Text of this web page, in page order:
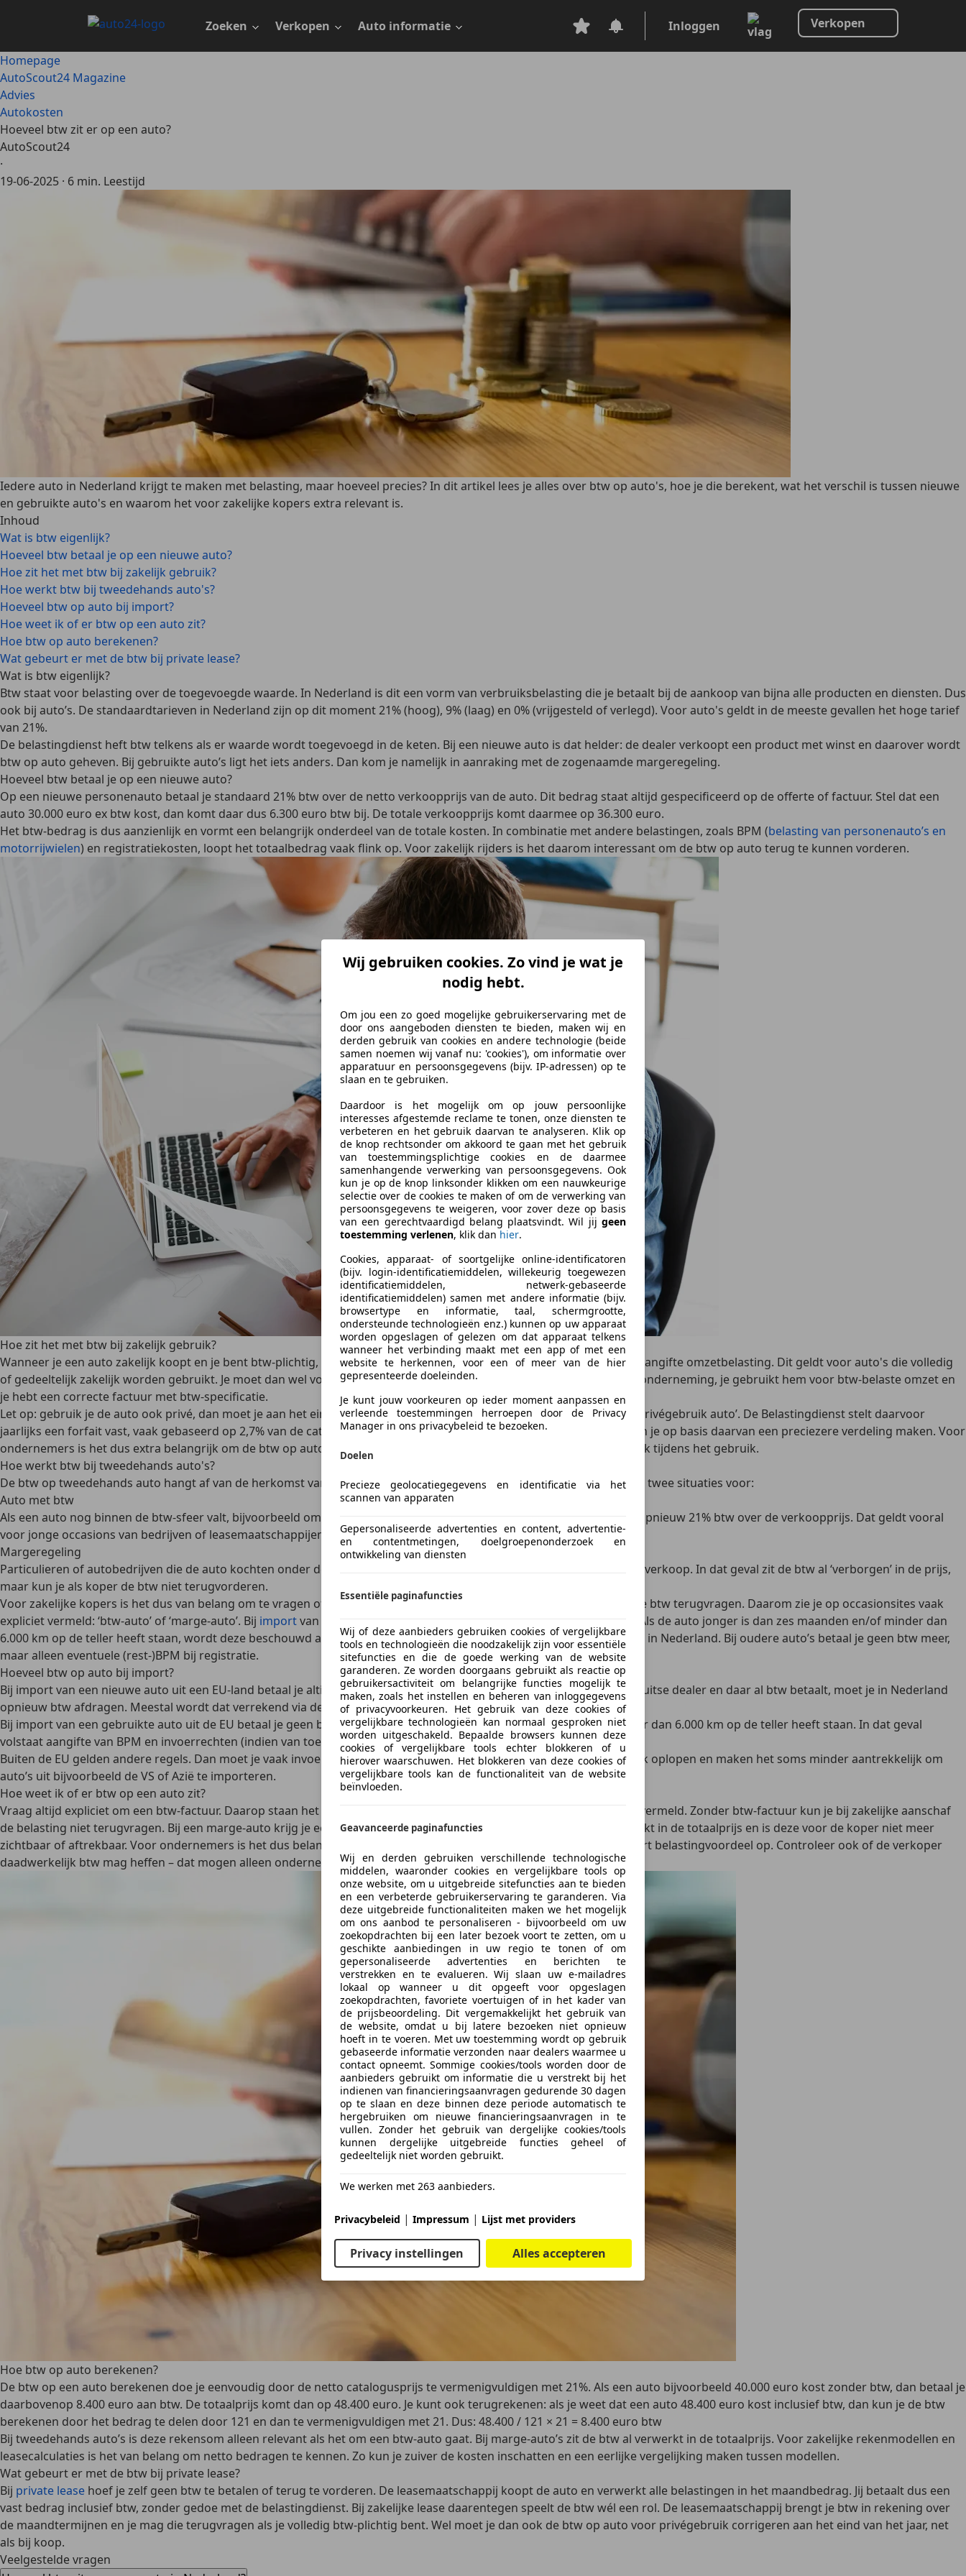
Zoeken Verkopen Auto informatie Inloggen Verkopen
Wij gebruiken cookies. Zo vind je wat je
nodig hebt.
Om jou een zo goed mogelijke gebruikerservaring met de
door ons aangeboden diensten te bieden, maken wij en
derden gebruik van cookies en andere technologie (beide
samen noemen wij vanaf nu: 'cookies'), om informatie over
apparatuur en persoonsgegevens (bijv. IP-adressen) op te
slaan en te gebruiken.
Daardoor is het mogelijk om op jouw persoonlijke
interesses afgestemde reclame te tonen, onze diensten te
verbeteren en het gebruik daarvan te analyseren. Klik op
de knop rechtsonder om akkoord te gaan met het gebruik
van toestemmingsplichtige cookies en de daarmee
samenhangende verwerking van persoonsgegevens. Ook
kun je op de knop linksonder klikken om een nauwkeurige
selectie over de cookies te maken of om de verwerking van
persoonsgegevens te weigeren, voor zover deze op basis
van een gerechtvaardigd belang plaatsvindt. Wil jij geen
toestemming verlenen, klik dan hier.
Cookies, apparaat- of soortgelijke online-identificatoren
(bijv. login-identificatiemiddelen, willekeurig toegewezen
identificatiemiddelen, netwerk-gebaseerde
identificatiemiddelen) samen met andere informatie (bijv.
browsertype en informatie, taal, schermgrootte,
ondersteunde technologieën enz.) kunnen op uw apparaat
worden opgeslagen of gelezen om dat apparaat telkens
wanneer het verbinding maakt met een app of met een
website te herkennen, voor een of meer van de hier
gepresenteerde doeleinden.
Je kunt jouw voorkeuren op ieder moment aanpassen en
verleende toestemmingen herroepen door de Privacy
Manager in ons privacybeleid te bezoeken.
Doelen
Precieze geolocatiegegevens en identificatie via het
scannen van apparaten
Gepersonaliseerde advertenties en content, advertentie-
en contentmetingen, doelgroepenonderzoek en
ontwikkeling van diensten
Essentiële paginafuncties
Wij of deze aanbieders gebruiken cookies of vergelijkbare
tools en technologieën die noodzakelijk zijn voor essentiële
sitefuncties en die de goede werking van de website
garanderen. Ze worden doorgaans gebruikt als reactie op
gebruikersactiviteit om belangrijke functies mogelijk te
maken, zoals het instellen en beheren van inloggegevens
of privacyvoorkeuren. Het gebruik van deze cookies of
vergelijkbare technologieën kan normaal gesproken niet
worden uitgeschakeld. Bepaalde browsers kunnen deze
cookies of vergelijkbare tools echter blokkeren of u
hierover waarschuwen. Het blokkeren van deze cookies of
vergelijkbare tools kan de functionaliteit van de website
beïnvloeden.
Geavanceerde paginafuncties
Wij en derden gebruiken verschillende technologische
middelen, waaronder cookies en vergelijkbare tools op
onze website, om u uitgebreide sitefuncties aan te bieden
en een verbeterde gebruikerservaring te garanderen. Via
deze uitgebreide functionaliteiten maken we het mogelijk
om ons aanbod te personaliseren - bijvoorbeeld om uw
zoekopdrachten bij een later bezoek voort te zetten, om u
geschikte aanbiedingen in uw regio te tonen of om
gepersonaliseerde advertenties en berichten te
verstrekken en te evalueren. Wij slaan uw e-mailadres
lokaal op wanneer u dit opgeeft voor opgeslagen
zoekopdrachten, favoriete voertuigen of in het kader van
de prijsbeoordeling. Dit vergemakkelijkt het gebruik van
de website, omdat u bij latere bezoeken niet opnieuw
hoeft in te voeren. Met uw toestemming wordt op gebruik
gebaseerde informatie verzonden naar dealers waarmee u
contact opneemt. Sommige cookies/tools worden door de
aanbieders gebruikt om informatie die u verstrekt bij het
indienen van financieringsaanvragen gedurende 30 dagen
op te slaan en deze binnen deze periode automatisch te
hergebruiken om nieuwe financieringsaanvragen in te
vullen. Zonder het gebruik van dergelijke cookies/tools
kunnen dergelijke uitgebreide functies geheel of
gedeeltelijk niet worden gebruikt.
We werken met 263 aanbieders.
Privacybeleid | Impressum | Lijst met providers
Privacy instellingen Alles accepteren
Homepage
AutoScout24 Magazine
Advies
Autokosten
Hoeveel btw zit er op een auto?
AutoScout24
·
19-06-2025 · 6 min. Leestijd
Iedere auto in Nederland krijgt te maken met belasting, maar hoeveel precies? In dit artikel lees je alles over btw op auto's, hoe je die berekent, wat het verschil is tussen nieuwe
en gebruikte auto's en waarom het voor zakelijke kopers extra relevant is.
Inhoud
Wat is btw eigenlijk?
Hoeveel btw betaal je op een nieuwe auto?
Hoe zit het met btw bij zakelijk gebruik?
Hoe werkt btw bij tweedehands auto's?
Hoeveel btw op auto bij import?
Hoe weet ik of er btw op een auto zit?
Hoe btw op auto berekenen?
Wat gebeurt er met de btw bij private lease?
Wat is btw eigenlijk?
Btw staat voor belasting over de toegevoegde waarde. In Nederland is dit een vorm van verbruiksbelasting die je betaalt bij de aankoop van bijna alle producten en diensten. Dus
ook bij auto’s. De standaardtarieven in Nederland zijn op dit moment21% (hoog), 9% (laag) en 0% (vrijgesteld of verlegd). Voor auto's geldt in de meeste gevallen het hoge tarief
van 21%.
De belastingdienst heft btw telkens als er waarde wordt toegevoegd in de keten. Bij een nieuwe auto is dat helder: de dealer verkoopt een product met winst en daarover wordt
btw op auto geheven. Bij gebruikte auto’s ligt het iets anders. Dan kom je namelijk in aanraking met de zogenaamde margeregeling.
Hoeveel btw betaal je op een nieuwe auto?
Op een nieuwe personenauto betaal je standaard 21% btw over de netto verkoopprijs van de auto. Dit bedrag staat altijd gespecificeerd op de offerte of factuur. Stel dat een
auto 30.000 euro ex btw kost, dan komt daar dus 6.300 euro btw bij. De totale verkoopprijs komt daarmee op 36.300 euro.
Het btw-bedrag is dus aanzienlijk en vormt een belangrijk onderdeel van de totale kosten. In combinatie met andere belastingen, zoals BPM (belasting van personenauto’s en
motorrijwielen) en registratiekosten, loopt het totaalbedrag vaak flink op. Voor zakelijk rijders is het daarom interessant om de btw op auto terug te kunnen vorderen.
Hoe zit het met btw bij zakelijk gebruik?
Wanneer je een auto zakelijk koopt en je bent btw-plichtig, dan mag je de betaaldebtw op autoterugvorderen via de aangifte omzetbelasting. Dit geldt voor auto's die volledig
of gedeeltelijk zakelijk worden gebruikt. Je moet dan wel voldoen aan de voorwaarden: de auto staat op naam van de onderneming, je gebruikt hem voor btw-belaste omzet en
je hebt een correcte factuur met btw-specificatie.
Let op: gebruik je de auto ook privé, dan moet je aan het einde van het jaar een correctie toepassen. Die heet de‘btw privégebruik auto’. De Belastingdienst stelt daarvoor
jaarlijks een forfait vast, vaak gebaseerd op 2,7% van de cataloguswaarde. Gebruik je een kilometerregistratie, dan kun je op basis daarvan een preciezere verdeling maken. Voor
ondernemers is het dus extra belangrijk om de btw op auto berekenen goed te doen. Niet alleen bij aankoop, maar ook tijdens het gebruik.
Hoe werkt btw bij tweedehands auto's?
De btw op tweedehands auto hangt af van de herkomstvan de autoen of er eerder al btw over is betaald. Hier komen twee situaties voor:
Auto met btw
Als een auto nog binnen de btw-sfeer valt, bijvoorbeeld omdat de vorige eigenaar de auto zakelijk reed, dan betaal je opnieuw 21% btw over de verkoopprijs. Dat geldt vooral
voor jonge occasions van bedrijven of leasemaatschappijen.
Margeregeling
Particulieren of autobedrijven die de auto kochten onder de margeregeling hoeven geen nieuwe btw te berekenen bij verkoop. In dat geval zit de btw al ‘verborgen’ in de prijs,
maar kun je als koper de btw niet terugvorderen.
Voor zakelijke kopers is het dus van belang om te vragen of een auto marge of btw is. Alleen bij een btw-auto kun je de btw terugvragen. Daarom zie je op occasionsites vaak
expliciet vermeld: ‘btw-auto’ of ‘marge-auto’. Bij importvan een tweedehands auto uit de EU gelden specifieke regels.
Als de auto jonger is dan zes maanden en/of minder dan
6.000 km op de teller heeft staan, wordt deze beschouwd als ‘nieuw’ voor de btw. In dat geval betaal je alsnog 21% btw in Nederland. Bij oudere auto’s betaal je geen btw meer,
maar alleen eventuele (rest-)BPM bij registratie.
Hoeveel btw op auto bij import?
Bij import van een nieuwe auto uit een EU-land betaal jealtijd 21% Nederlandse btw. Ook als je de auto koopt bij een Duitse dealer en daar al btw betaalt, moet je in Nederland
opnieuw btw afdragen. Meestal wordt dat verrekend via de belastingdienst.
Bij import van een gebruikte auto uit de EU betaal je geen btw meer, zolang de auto ouder is dan zes maanden én meer dan 6.000 km op de teller heeft staan. In dat geval
volstaat aangifte van BPM en invoerrechten (indien van toepassing).
Buiten de EU gelden andere regels. Dan moet je vaak invoer-btw en douanerechten betalen. Die bedragen kunnen flink oplopen en maken het soms minder aantrekkelijk om
auto’s uit bijvoorbeeld de VS of Azië te importeren.
Hoe weet ik of er btw op een auto zit?
Vraag altijd expliciet om een btw-factuur. Daarop staan het bedrag exclusief en inclusief btw en het btw-bedrag apart vermeld. Zonder btw-factuur kun je bij zakelijke aanschaf
de belasting niet terugvragen. Bij een marge-auto krijg je een
factuur zonder btw-specificatie
. Dan zit de btw al verwerkt in de totaalprijs en is deze voor de koper niet meer
zichtbaar of aftrekbaar. Voor ondernemers is het dus belangrijk goed te letten op die factuur. Alleen een btw-auto levert belastingvoordeel op. Controleer ook of de verkoper
daadwerkelijk btw mag heffen – dat mogen alleen ondernemers.
Hoe btw op auto berekenen?
De btw op een auto berekenen doe je eenvoudig door de netto catalogusprijs te vermenigvuldigen met 21%. Als een auto bijvoorbeeld 40.000 euro kost zonder btw, dan betaal je
daarbovenop 8.400 euro aan btw. De totaalprijs komt dan op 48.400 euro. Je kunt ook terugrekenen: als je weet dat een auto 48.400 euro kost inclusief btw, dan kun je de btw
berekenen door het bedrag te delen door 121 en dan te vermenigvuldigen met 21. Dus: 48.400 / 121 × 21 = 8.400 euro btw
Bij tweedehands auto’s is deze rekensom alleen relevant als het om een btw-auto gaat. Bij marge-auto’s zit de btw al verwerkt in de totaalprijs. Voor zakelijke rekenmodellen en
leasecalculaties is het van belang om netto bedragen te kennen. Zo kun je zuiver de kosten inschatten en een eerlijke vergelijking maken tussen modellen.
Wat gebeurt er met de btw bij private lease?
Bij private lease hoef je zelf geen btw te betalen of terug te vorderen. De leasemaatschappij koopt de auto en verwerkt alle belastingen in het maandbedrag. Jij betaalt dus een
vast bedrag inclusief btw, zonder gedoe met de belastingdienst. Bij zakelijke lease daarentegen speelt de btw wél een rol. De leasemaatschappij brengt je btw in rekening over
de maandtermijnen en je mag die terugvragen als je volledig btw-plichtig bent. Wel moet je dan ook de btw op auto voor privégebruik corrigeren aan het eind van het jaar, net
als bij koop.
Veelgestelde vragen